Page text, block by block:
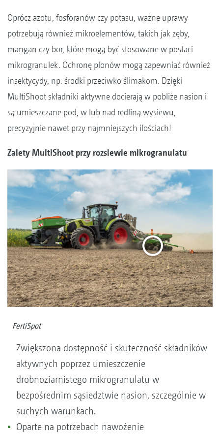
Oprócz azotu, fosforanów czy potasu, ważne uprawy
potrzebują również mikroelementów, takich jak zęby,
mangan czy bor, które mogą być stosowane w postaci
mikrogranulek. Ochronę plonów mogą zapewniać również
insektycydy, np. środki przeciwko ślimakom. Dzięki
MultiShoot składniki aktywne docierają w pobliże nasion i
są umieszczane pod, w lub nad redliną wysiewu,
precyzyjnie nawet przy najmniejszych ilościach!
Zalety MultiShoot przy rozsiewie mikrogranulatu
FertiSpot
Zwiększona dostępność i skuteczność składników
aktywnych poprzez umieszczenie
drobnoziarnistego mikrogranulatu w
bezpośrednim sąsiedztwie nasion, szczególnie w
suchych warunkach.
Oparte na potrzebach nawożenie